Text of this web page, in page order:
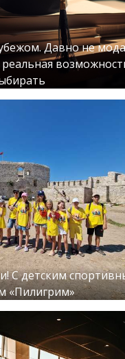
Давно не
С детским
«Пилигрим»